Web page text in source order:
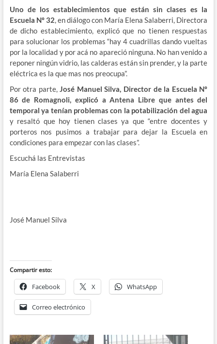
Uno de los establecimientos que están sin clases es la
Escuela Nº 32, en diálogo con María Elena Salaberri, Directora
de dicho establecimiento, explicó que no tienen respuestas
para solucionar los problemas “hay 4 cuadrillas dando vueltas
por la localidad y por acá no apareció ninguna. No han venido a
reponer ningún vidrio, las calderas están sin prender, y la parte
eléctrica es la que mas nos preocupa”.
Por otra parte,José Manuel Silva, Director de la Escuela Nº
86 de Romagnoli, explicó a Antena Libre que antes del
temporal ya tenían problemas con la potabilización del agua
y resaltó que hoy tienen clases ya que “entre docentes y
porteros nos pusimos a trabajar para dejar la Escuela en
condiciones para empezar con las clases”.
Escuchá las Entrevistas
María Elena Salaberri
José Manuel Silva
Compartir esto:
Facebook X WhatsApp
Correo electrónico